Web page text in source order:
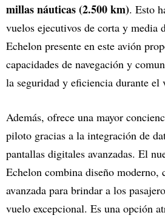
millas náuticas (2.500 km). Esto
vuelos ejecutivos de corta y media
Echelon presente en este avión
capacidades de navegación y
la seguridad y eficiencia durante el
Además, ofrece una mayor
piloto gracias a la integración de
pantallas digitales avanzadas. El
Echelon combina diseño moderno,
avanzada para brindar a los
vuelo excepcional. Es una opción